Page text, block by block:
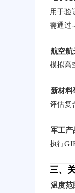
用于验
需通过
航空航
模拟高
新材料
评估复
军工产
执行
三、
温度范